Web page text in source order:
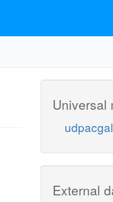
Universal
udpacgal
External